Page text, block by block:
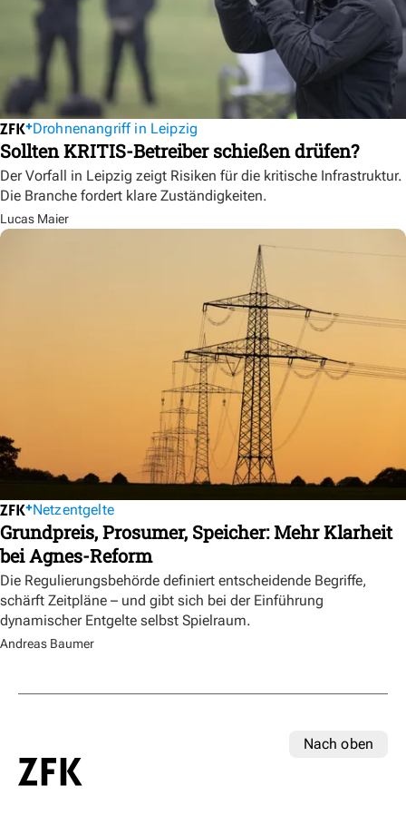
Drohnenangriff in Leipzig
Sollten KRITIS-Betreiber schießen drüfen?
Der Vorfall in Leipzig zeigt Risiken für die kritische Infrastruktur.
Die Branche fordert klare Zuständigkeiten.
Lucas Maier
Netzentgelte
Grundpreis, Prosumer, Speicher: Mehr Klarheit
bei Agnes-Reform
Die Regulierungsbehörde definiert entscheidende Begriffe,
schärft Zeitpläne – und gibt sich bei der Einführung
dynamischer Entgelte selbst Spielraum.
Andreas Baumer
Nach oben